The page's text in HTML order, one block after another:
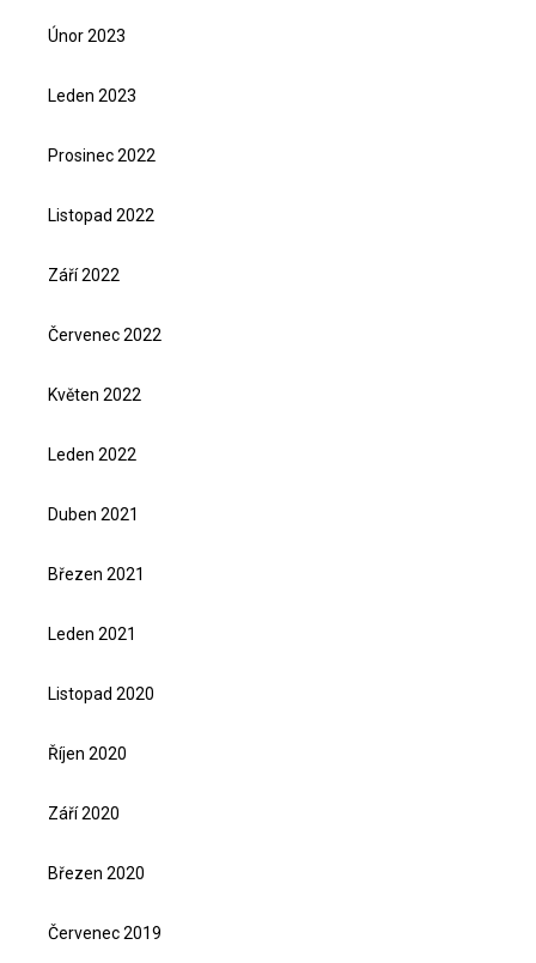
Únor 2023
Leden 2023
Prosinec 2022
Listopad 2022
Září 2022
Červenec 2022
Květen 2022
Leden 2022
Duben 2021
Březen 2021
Leden 2021
Listopad 2020
Říjen 2020
Září 2020
Březen 2020
Červenec 2019